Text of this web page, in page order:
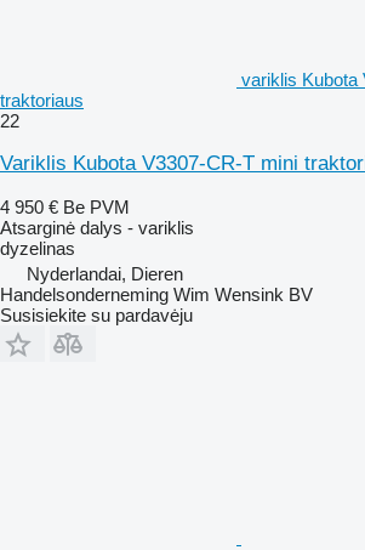
variklis Kubota
traktoriaus
22
Variklis Kubota V3307-CR-T mini
4 950 € Be PVM
Atsarginė dalys - variklis
dyzelinas
Nyderlandai, Dieren
Handelsonderneming Wim Wensink BV
Susisiekite su pardavėju